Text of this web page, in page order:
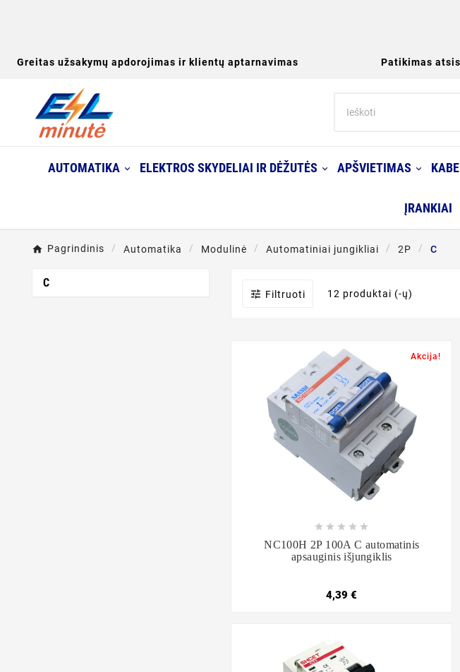
Greitas užsakymų apdorojimas ir klientų aptarnavimas Patikimas
AUTOMATIKA ELEKTROS SKYDELIAI IR DĖŽUTĖS APŠVIETIMAS
ĮRANKIAI
Pagrindinis Automatika Modulinė Automatiniai jungikliai 2P C
C
 Filtruoti 12 produktai (-ų)
Akcija!
    
NC100H 2P 100A C automatinis
apsauginis išjungiklis
4,39 €